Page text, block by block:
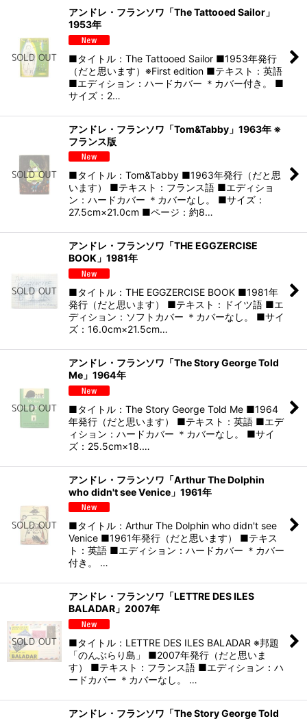
アンドレ・フランソワ「The Tattooed Sailor」
1953年
■タイトル：The Tattooed Sailor ■1953年発行
（だと思います）※First edition ■テキスト：英語
■エディション：ハードカバー ＊カバー付き。 ■
サイズ：2…
アンドレ・フランソワ「Tom&Tabby」1963年 ※
フランス版
■タイトル：Tom&Tabby ■1963年発行（だと思
います） ■テキスト：フランス語 ■エディショ
ン：ハードカバー ＊カバーなし。 ■サイズ：
27.5cm×21.0cm ■ページ：約8…
アンドレ・フランソワ「THE EGGZERCISE
BOOK」1981年
■タイトル：THE EGGZERCISE BOOK ■1981年
発行（だと思います） ■テキスト：ドイツ語 ■エ
ディション：ソフトカバー ＊カバーなし。 ■サイ
ズ：16.0cm×21.5cm…
アンドレ・フランソワ「The Story George Told
Me」1964年
■タイトル：The Story George Told Me ■1964
年発行（だと思います） ■テキスト：英語 ■エデ
ィション：ハードカバー ＊カバーなし。 ■サイ
ズ：25.5cm×18.…
アンドレ・フランソワ「Arthur The Dolphin
who didn't see Venice」1961年
■タイトル：Arthur The Dolphin who didn't see
Venice ■1961年発行（だと思います） ■テキス
ト：英語 ■エディション：ハードカバー ＊カバー
付き。 …
アンドレ・フランソワ「LETTRE DES ILES
BALADAR」2007年
■タイトル：LETTRE DES ILES BALADAR ※邦題
「のんぶらり島」 ■2007年発行（だと思いま
す） ■テキスト：フランス語 ■エディション：ハ
ードカバー ＊カバーなし。 …
アンドレ・フランソワ「The Story George Told